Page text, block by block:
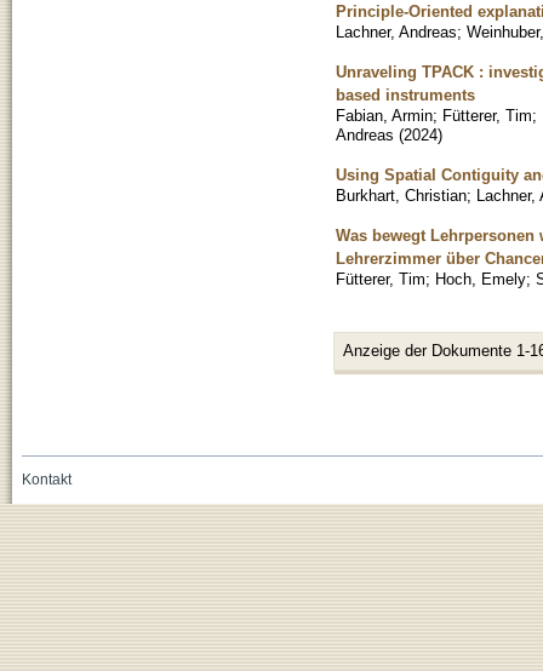
Principle-Oriented
Lachner, Andreas;
Unraveling TPACK :
based instruments
Fabian, Armin; Fütterer, Tim;
Andreas (2024)
Using Spatial Contiguity
Burkhart, Christian; Lachner,
Was bewegt
Lehrerzimmer über
Fütterer, Tim; Hoch, Emely;
Anzeige der Dokumente 1-
Kontakt